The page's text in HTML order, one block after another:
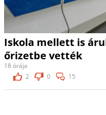
Iskola mellett is
őrizetbe vették
18 órája
2
0 15